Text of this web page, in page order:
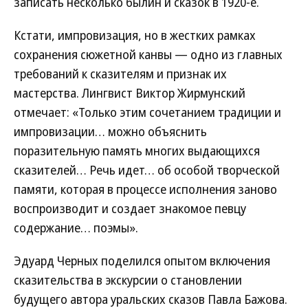
Кстати, импровизация, но в жестких рамках
сохранения сюжетной канвы — одно из главных
требований к сказителям и признак их
мастерства. Лингвист Виктор Жирмунский
отмечает: «Только этим сочетанием традиции и
импровизации… можно объяснить
поразительную память многих выдающихся
сказителей… Речь идет… об особой творческой
памяти, которая в процессе исполнения заново
воспроизводит и создает знакомое певцу
содержание… поэмы».
Эдуард Черных поделился опытом включения
сказительства в экскурсии о становлении
будущего автора уральских сказов Павла Бажова.